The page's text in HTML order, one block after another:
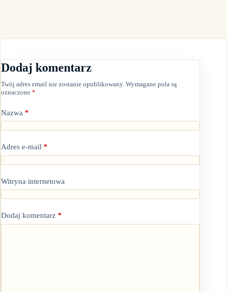
Dodaj komentarz
Twój adres email nie zostanie opublikowany. Wymagane pola są
oznaczone *
Nazwa *
Adres e-mail *
Witryna internetowa
Dodaj komentarz *